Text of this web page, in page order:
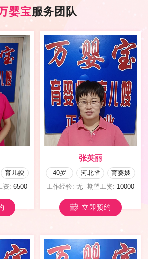
婴宝服务团队
育儿嫂
资: 6500
张英丽
40岁 河北省
育婴嫂
工作经验: 无 期望工资: 10000
立即预约